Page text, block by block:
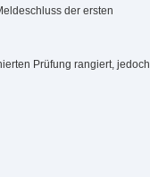
der ersten
Prüfung rangiert, jedoch